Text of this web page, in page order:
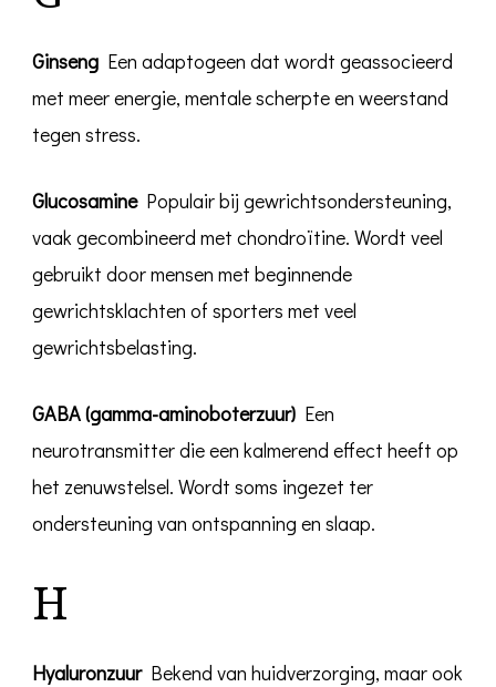
Ginseng Een adaptogeen dat wordt geassocieerd
met meer energie, mentale scherpte en weerstand
tegen stress.
GlucosaminePopulair bij gewrichtsondersteuning,
vaak gecombineerd met chondroïtine. Wordt veel
gebruikt door mensen met beginnende
gewrichtsklachten of sporters met veel
gewrichtsbelasting.
GABA (gamma-aminoboterzuur) Een
neurotransmitter die een kalmerend effect heeft op
het zenuwstelsel. Wordt soms ingezet ter
ondersteuning van ontspanning en slaap.
H
HyaluronzuurBekend van huidverzorging, maar ook